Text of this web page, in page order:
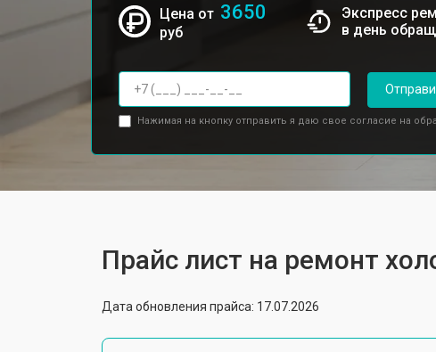
Цена от 3650
руб
Экспресс
в день
Нажимая на кнопку отправить я даю свое согласие на
Прайс лист на ремонт
Дата обновления прайса: 17.07.2026